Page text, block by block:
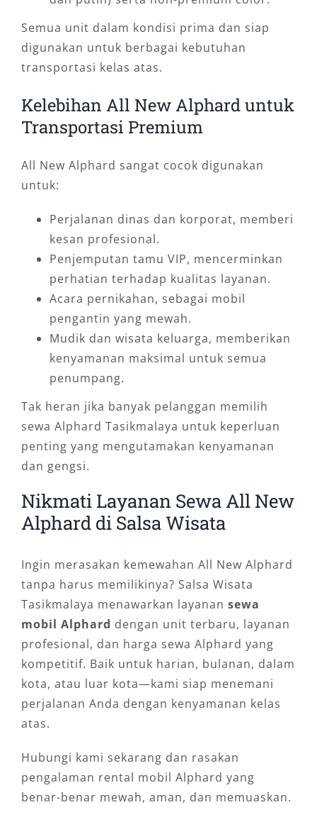
Semua unit dalam kondisi prima dan siap
digunakan untuk berbagai kebutuhan
transportasi kelas atas.
Kelebihan All New Alphard untuk
Transportasi Premium
All New Alphard sangat cocok digunakan
untuk:
Perjalanan dinas dan korporat, memberi
kesan profesional.
Penjemputan tamu VIP, mencerminkan
perhatian terhadap kualitas layanan.
Acara pernikahan, sebagai mobil
pengantin yang mewah.
Mudik dan wisata keluarga, memberikan
kenyamanan maksimal untuk semua
penumpang.
Tak heran jika banyak pelanggan memilih
sewa Alphard Tasikmalaya untuk keperluan
penting yang mengutamakan kenyamanan
dan gengsi.
Nikmati Layanan Sewa All New
Alphard di Salsa Wisata
Ingin merasakan kemewahan All New Alphard
tanpa harus memilikinya? Salsa Wisata
Tasikmalaya menawarkan layanan sewa
mobil Alphard dengan unit terbaru, layanan
profesional, dan harga sewa Alphard yang
kompetitif. Baik untuk harian, bulanan, dalam
kota, atau luar kota—kami siap menemani
perjalanan Anda dengan kenyamanan kelas
atas.
Hubungi kami sekarang dan rasakan
pengalaman rental mobil Alphard yang
benar-benar mewah, aman, dan memuaskan.